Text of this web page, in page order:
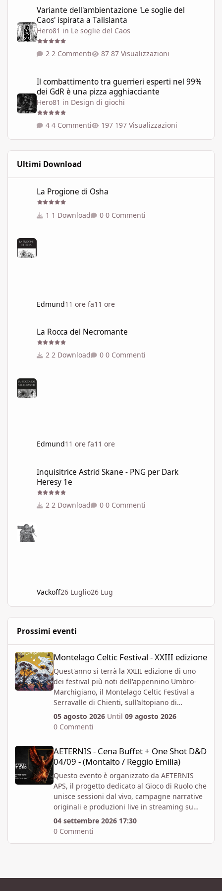
Variante dell'ambientazione 'Le soglie del
Caos' ispirata a Talislanta
Hero81 in Le soglie del Caos
2 Commenti 87 Visualizzazioni
Il combattimento tra guerrieri esperti nel 99%
dei GdR è una pizza agghiacciante
Hero81 in Design di giochi
4 Commenti 197 Visualizzazioni
Ultimi Download
La Progione di Osha
1 Download 0 Commenti
Edmund11 ore fa11 ore
La Rocca del Necromante
2 Download 0 Commenti
Edmund11 ore fa11 ore
Inquisitrice Astrid Skane - PNG per Dark
Heresy 1e
2 Download 0 Commenti
Vackoff26 Luglio26 Lug
Prossimi eventi
Montelago Celtic Festival - XXIII edizione
Montelago Celtic Festival - XXIII edizione
Quest'anno si terrà la XXIII edizione di uno
dei festival più noti dell'appennino Umbro-
Marchigiano, il Montelago Celtic Festival a
Serravalle di Chienti, sull’altopiano di
Colfiorito in provincia di Macerata.
https://www.montelagocelticfestival.it/
tantochè I biglietti attualmente disponibili
permettono l'accesso per almeno due giorni
consecutivi. E' attiva la prevendita Spring
Offer, che mette a disposizione dal 6 Aprile al
12 Giugno un numero massimo biglietti 4000.
Al momento i prezzi per la prevendita sono i
seguenti:
Abbonamento x 1 persona per 4gg - 82 EUR +
Abbonamento x 1 persona per 3gg - 68 EUR +
05 agosto 2026 Until 09 agosto 2026
0 Commenti
AETERNIS - Cena Buffet + One Shot D&D 04/09 - (Montalto /
AETERNIS - Cena Buffet + One Shot D&D
04/09 - (Montalto / Reggio Emilia)
Questo evento è organizzato da AETERNIS
APS, il progetto dedicato al Gioco di Ruolo che
unisce sessioni dal vivo, campagne narrative
originali e produzioni live in streaming su
Twitch.
Vi aspettiamo per un Evento Speciale: Cena
Bosco, a Vezzano sul Crostolo (RE). In caso di
04 settembre 2026 17:30
0 Commenti